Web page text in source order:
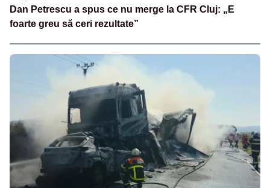
Dan Petrescu a spus ce nu merge la CFR Cluj: „E
foarte greu să ceri rezultate”